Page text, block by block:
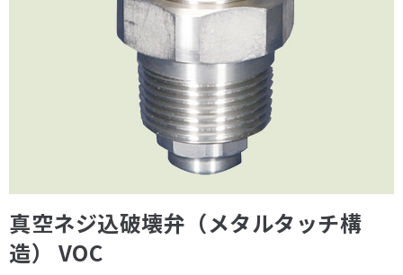
真空ネジ込破壊弁（メタルタッチ構
造） VOC